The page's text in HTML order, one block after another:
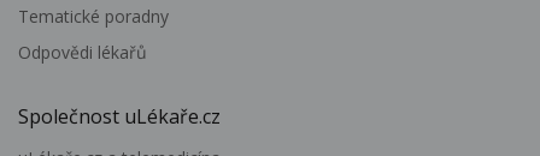
Tematické poradny
Odpovědi lékařů
Společnost uLékaře.cz